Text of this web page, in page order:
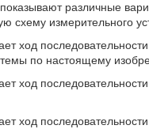
различные
схему измерительного
ход
по настоящему
ход
ход